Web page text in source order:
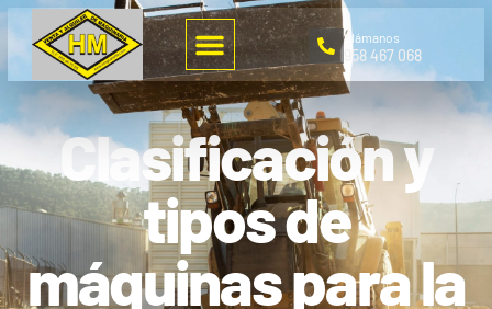
Llámanos
958 467 068
Clasificación y
tipos de
máquinas para la